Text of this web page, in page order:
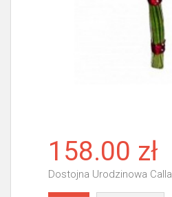
158.00 zł
Dostojna Urodzinowa Calla